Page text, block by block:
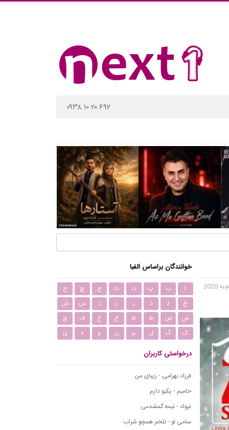
۰۹۳۸ ۱۰ ۲۰ ۶۹۲
خوانندگان براساس الفبا
ا ب پ ت ث ج چ
ح
خ
د ذ ر ز ژ س
ش
ص
ض ط ظ ع غ ف
ق
ک
گ ل م ن و ه ی
درخواستی کاربران
فرزاد بهرامی - زیبای من
حامیم - یکیو دارم
نیواد - نیمه گمشدمی
سامی لو - تلخم همچو شراب